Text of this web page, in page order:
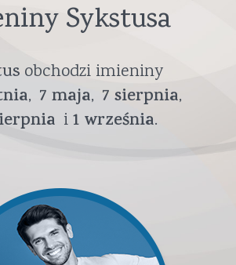
Sykstusa
obchodzi imieniny
7 maja 7 sierpnia
1 września